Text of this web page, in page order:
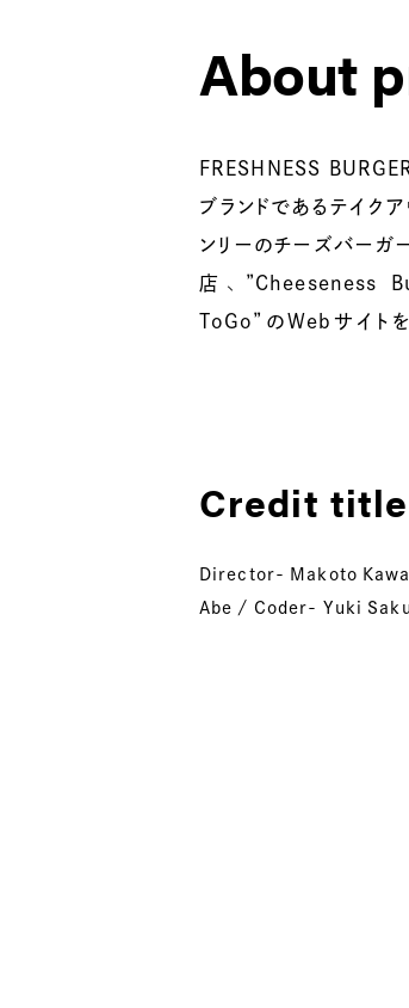
About
FRESHNESS
ブランドであるテイクア
ンリーのチーズバーガ
店、”Cheeseness
ToGo”のWebサイト
作成いたしました。 サ
構造設計、デザイン、ア
ション提案させていただ
Credit title
Director- Makoto
Abe / Coder- Yuki